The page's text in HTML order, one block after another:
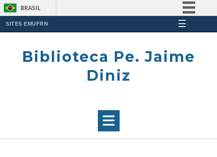
BRASIL
Participe
SITES EMUFRN ☰
Biblioteca Pe. Jaime
Diniz